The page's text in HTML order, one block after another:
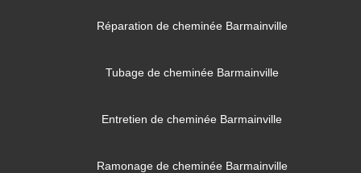
Réparation de cheminée Barmainville
Tubage de cheminée Barmainville
Entretien de cheminée Barmainville
Ramonage de cheminée Barmainville